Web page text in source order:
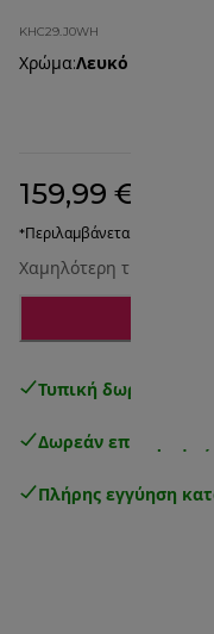
KHC29.J0WH
Χρώμα:Λευκό
159,99 €
*Περιλαμβάνεται ΦΠΑ
Χαμηλότερη τιμή τις
Τυπική δωρεάν
Δωρεάν επιστροφές
Πλήρης εγγύηση